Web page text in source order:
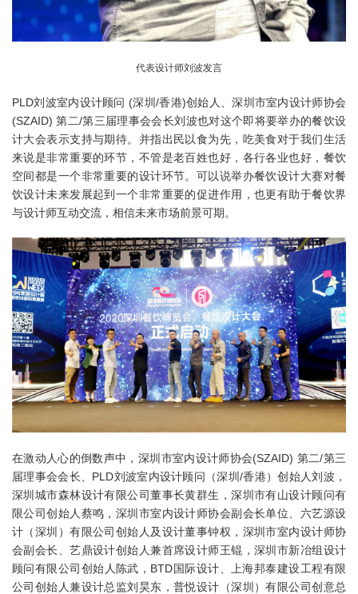
代表设计师刘波发言
PLD刘波室内设计顾问 (深圳/香港)创始人、深圳市室内设计师协会
(SZAID) 第二/第三届理事会会长刘波也对这个即将要举办的餐饮设
计大会表示支持与期待。并指出民以食为先，吃美食对于我们生活
来说是非常重要的环节，不管是老百姓也好，各行各业也好，餐饮
空间都是一个非常重要的设计环节。可以说举办餐饮设计大赛对餐
饮设计未来发展起到一个非常重要的促进作用，也更有助于餐饮界
与设计师互动交流，相信未来市场前景可期。
在激动人心的倒数声中，深圳市室内设计师协会(SZAID) 第二/第三
届理事会会长、PLD刘波室内设计顾问（深圳/香港）创始人刘波，
深圳城市森林设计有限公司董事长黄群生，深圳市有山设计顾问有
限公司创始人蔡鸣，深圳市室内设计师协会副会长单位、六艺源设
计（深圳）有限公司创始人及设计董事钟权，深圳市室内设计师协
会副会长、艺鼎设计创始人兼首席设计师王锟，深圳市新冶组设计
顾问有限公司创始人陈武，BTD国际设计、上海邦泰建设工程有限
公司创始人兼设计总监刘昊东，普悦设计（深圳）有限公司创意总